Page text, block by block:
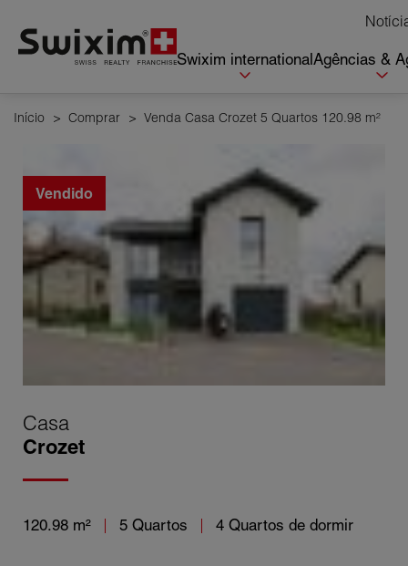
Swixim internationalAgências &
Início > Comprar > Venda Casa Crozet 5 Quartos 120.98 m²
Vendido
Casa
Crozet
120.98 m² 5 Quartos 4 Quartos de dormir